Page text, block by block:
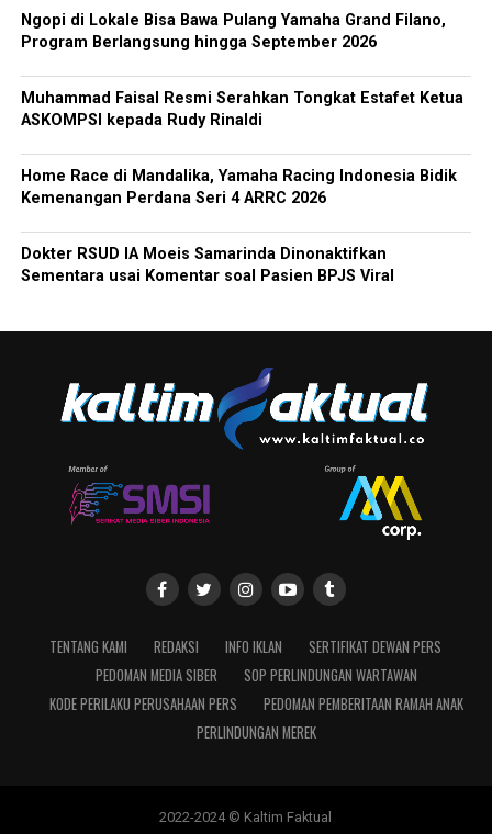
Ngopi di Lokale Bisa Bawa Pulang Yamaha Grand Filano,
Program Berlangsung hingga September 2026
Muhammad Faisal Resmi Serahkan Tongkat Estafet Ketua
ASKOMPSI kepada Rudy Rinaldi
Home Race di Mandalika, Yamaha Racing Indonesia Bidik
Kemenangan Perdana Seri 4 ARRC 2026
Dokter RSUD IA Moeis Samarinda Dinonaktifkan
Sementara usai Komentar soal Pasien BPJS Viral
TENTANG KAMI REDAKSI INFO IKLAN
SERTIFIKAT DEWAN PERS
PEDOMAN MEDIA SIBER
SOP PERLINDUNGAN WARTAWAN
KODE PERILAKU PERUSAHAAN PERS
PEDOMAN PEMBERITAAN RAMAH ANAK
PERLINDUNGAN MEREK
2022-2024 © Kaltim Faktual